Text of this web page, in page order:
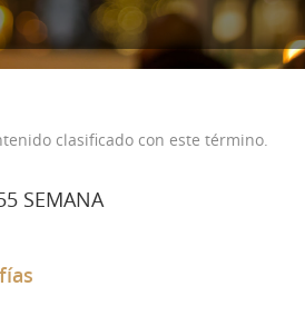
clasificado con este término.
SEMANA